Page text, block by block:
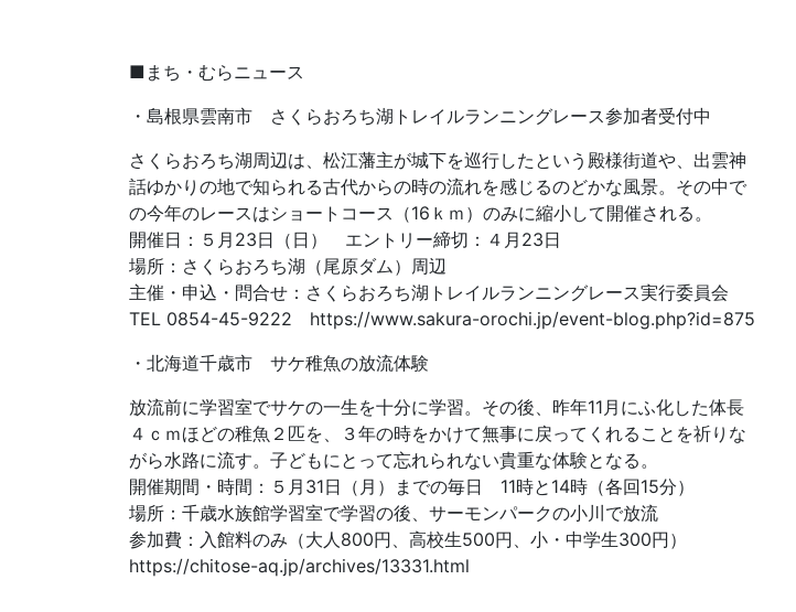
■まち・むらニュース
・島根県雲南市 さくらおろち湖トレイルランニングレース参加者受付中
さくらおろち湖周辺は、松江藩主が城下を巡行したという殿様街道や、出雲神
話ゆかりの地で知られる古代からの時の流れを感じるのどかな風景。その中で
の今年のレースはショートコース（16ｋｍ）のみに縮小して開催される。
開催日：５月23日（日） エントリー締切：４月23日
場所：さくらおろち湖（尾原ダム）周辺
主催・申込・問合せ：さくらおろち湖トレイルランニングレース実行委員会
TEL 0854-45-9222 https://www.sakura-orochi.jp/event-blog.php?id=875
・北海道千歳市 サケ稚魚の放流体験
放流前に学習室でサケの一生を十分に学習。その後、昨年11月にふ化した体長
４ｃｍほどの稚魚２匹を、３年の時をかけて無事に戻ってくれることを祈りな
がら水路に流す。子どもにとって忘れられない貴重な体験となる。
開催期間・時間：５月31日（月）までの毎日 11時と14時（各回15分）
場所：千歳水族館学習室で学習の後、サーモンパークの小川で放流
参加費：入館料のみ（大人800円、高校生500円、小・中学生300円）
https://chitose-aq.jp/archives/13331.html